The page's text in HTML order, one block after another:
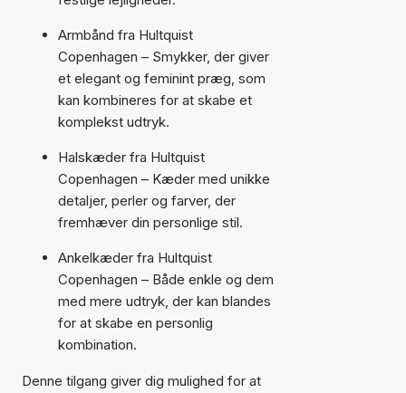
Armbånd fra Hultquist
Copenhagen – Smykker, der giver
et elegant og feminint præg, som
kan kombineres for at skabe et
komplekst udtryk.
Halskæder fra Hultquist
Copenhagen – Kæder med unikke
detaljer, perler og farver, der
fremhæver din personlige stil.
Ankelkæder fra Hultquist
Copenhagen – Både enkle og dem
med mere udtryk, der kan blandes
for at skabe en personlig
kombination.
Denne tilgang giver dig mulighed for at